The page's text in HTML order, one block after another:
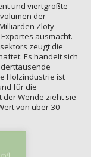
und viertgrößte
der
Zloty
ausmacht.
zeugt die
Es handelt sich
Holzindustrie ist
für die
der Wende zieht sie
von über 30